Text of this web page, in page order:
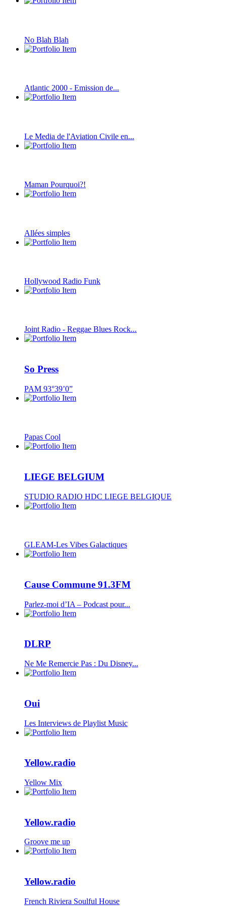
No Blah Blah
Atlantic 2000 - Emission de...
Le Media de l'Aviation Civile en...
Maman Pourquoi?!
Allées simples
Hollywood Radio Funk
Joint Radio - Reggae Blues Rock...
So Press
PAM 93°39’0”
Papas Cool
LIEGE BELGIUM
STUDIO RADIO HDC LIEGE BELGIQUE
GLEAM-Les Vibes Galactiques
Cause Commune 91.3FM
Parlez-moi d’IA – Podcast pour...
DLRP
Ne Me Remercie Pas : Du Disney...
Oui
Les Interviews de Playlist Music
Yellow.radio
Yellow Mix
Yellow.radio
Groove me up
Yellow.radio
French Riviera Soulful House